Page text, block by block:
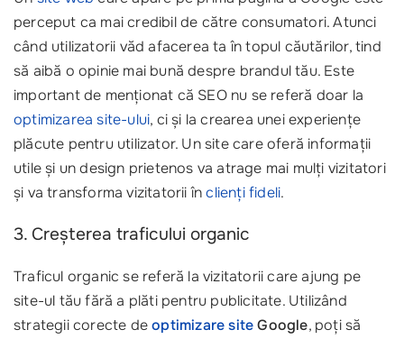
perceput ca mai credibil de către consumatori. Atunci
când utilizatorii văd afacerea ta în topul căutărilor, tind
să aibă o opinie mai bună despre brandul tău. Este
important de menționat că SEO nu se referă doar la
optimizarea site-ului, ci și la crearea unei experiențe
plăcute pentru utilizator. Un site care oferă informații
utile și un design prietenos va atrage mai mulți vizitatori
și va transforma vizitatorii înclienți fideli.
3. Creșterea traficului organic
Traficul organic se referă la vizitatorii care ajung pe
site-ul tău fără a plăti pentru publicitate. Utilizând
strategii corecte deoptimizare siteGoogle, poți să